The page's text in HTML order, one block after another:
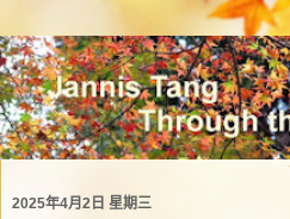
2025年4月2日 星期三